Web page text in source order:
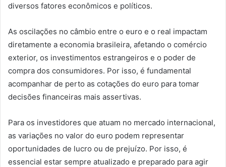
diversos fatores econômicos e políticos.
As oscilações no câmbio entre o euro e o real impactam
diretamente a economia brasileira, afetando o comércio
exterior, os investimentos estrangeiros e o poder de
compra dos consumidores. Por isso, é fundamental
acompanhar de perto as cotações do euro para tomar
decisões financeiras mais assertivas.
Para os investidores que atuam no mercado internacional,
as variações no valor do euro podem representar
oportunidades de lucro ou de prejuízo. Por isso, é
essencial estar sempre atualizado e preparado para agir